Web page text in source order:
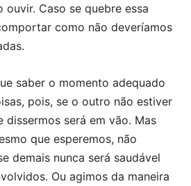
Caso se quebre essa
como não deveríamos
saber o momento adequado
pois, se o outro não estiver
será em vão. Mas
que esperemos, não
demais nunca será saudável
Ou agimos da maneira